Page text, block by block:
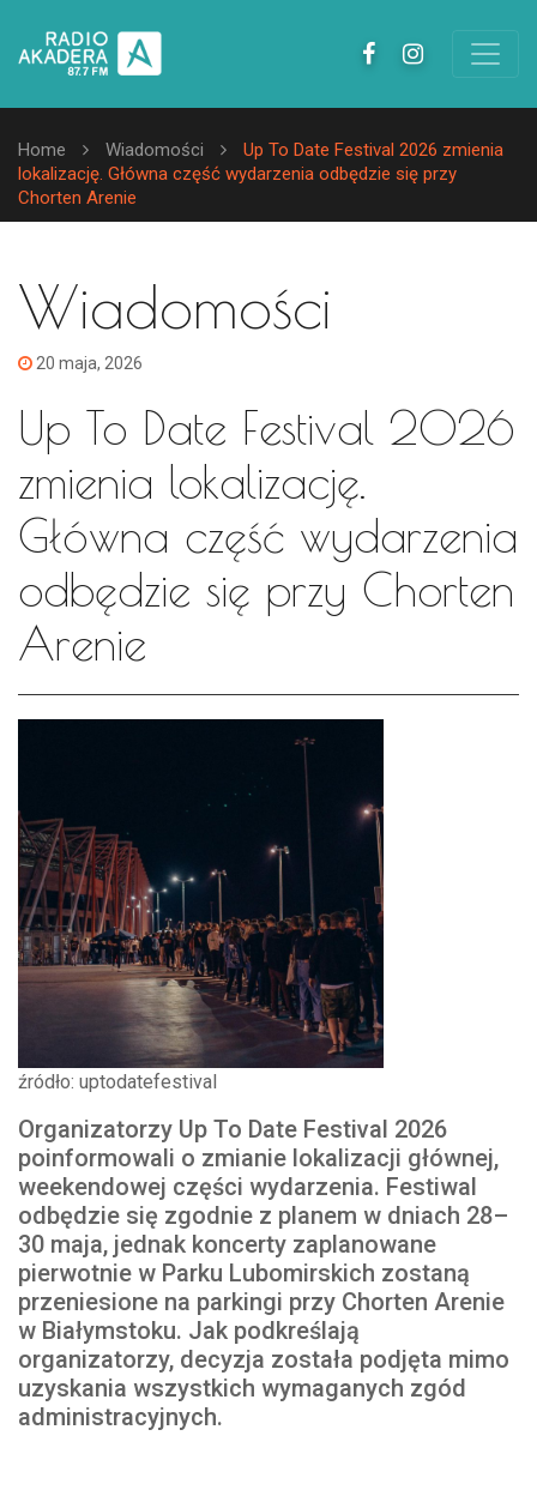
Home Wiadomości
Up To Date Festival 2026 zmienia
lokalizację. Główna część wydarzenia odbędzie się przy
Chorten Arenie
Wiadomości
20 maja, 2026
Up To Date Festival 2026
zmienia lokalizację.
Główna część wydarzenia
odbędzie się przy Chorten
Arenie
źródło: uptodatefestival
Organizatorzy Up To Date Festival 2026
poinformowali o zmianie lokalizacji głównej,
weekendowej części wydarzenia. Festiwal
odbędzie się zgodnie z planem w dniach 28–
30 maja, jednak koncerty zaplanowane
pierwotnie w Parku Lubomirskich zostaną
przeniesione na parkingi przy Chorten Arenie
w Białymstoku. Jak podkreślają
organizatorzy, decyzja została podjęta mimo
uzyskania wszystkich wymaganych zgód
administracyjnych.